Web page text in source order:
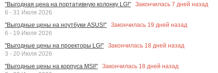
"Выгодная цена на портативную колонку LG!"
Закончилась 7 дней назад
6 - 31 Июля 2026
"Выгодные цены на ноутбуки ASUS!"
Закончилась 19 дней назад
6 - 19 Июля 2026
"Выгодные цены на проекторы LG!"
Закончилась 18 дней назад
3 - 20 Июля 2026
"Выгодные цены на корпуса MSI!"
Закончилась 18 дней назад